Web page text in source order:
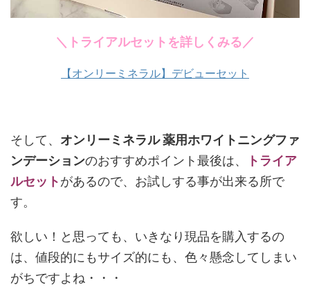
＼トライアルセットを詳しくみる／
【オンリーミネラル】デビューセット
そして、 オンリーミネラル 薬用ホワイトニングファ
ンデーションのおすすめポイント最後は、
トライア
ルセットがあるので、お試しする事が出来る所で
す。
欲しい！と思っても、いきなり現品を購入するの
は、値段的にもサイズ的にも、色々懸念してしまい
がちですよね・・・